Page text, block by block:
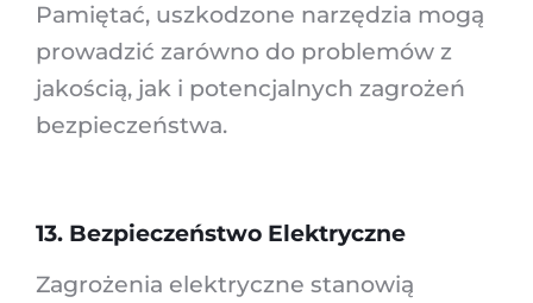
Pamiętać, uszkodzone narzędzia mogą
prowadzić zarówno do problemów z
jakością, jak i potencjalnych zagrożeń
bezpieczeństwa.
13. Bezpieczeństwo Elektryczne
Zagrożenia elektryczne stanowią